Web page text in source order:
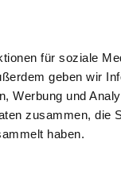
für soziale
geben wir
Werbung und
zusammen, die
haben.